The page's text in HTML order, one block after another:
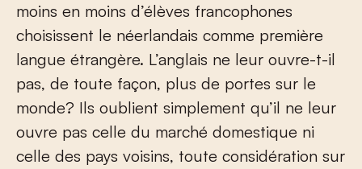
moins en moins d’élèves francophones
choisissent le néerlandais comme première
langue étrangère. L’anglais ne leur ouvre-t-il
pas, de toute façon, plus de portes sur le
monde? Ils oublient simplement qu’il ne leur
ouvre pas celle du marché domestique ni
celle des pays voisins, toute considération sur